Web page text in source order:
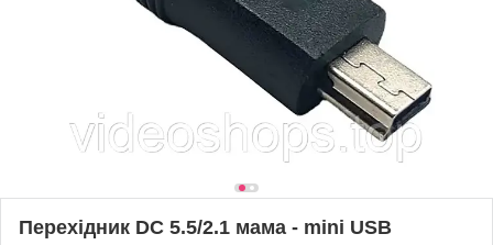
Перехідник DC 5.5/2.1 мама - mini USB